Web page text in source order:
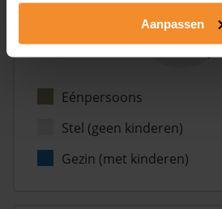
Aanpassen
Eénpersoons
Stel (geen kinderen)
Gezin (met kinderen)